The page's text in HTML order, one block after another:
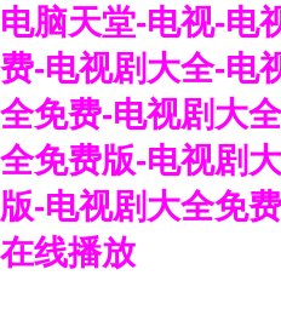
电脑天堂-电视-电
费-电视剧大全-电
全免费-电视剧大
全免费版-电视剧
版-电视剧大全免
在线播放